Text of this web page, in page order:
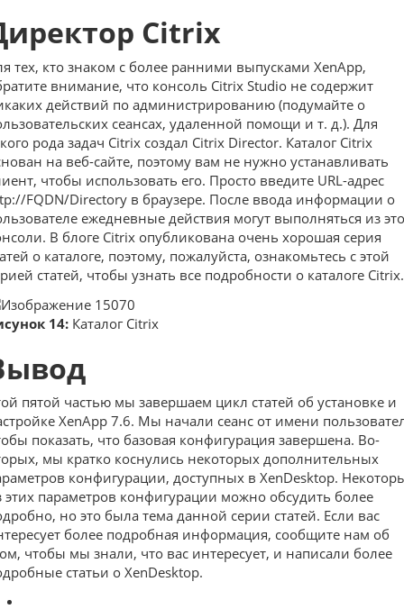
Citrix
тех, кто знаком с более ранними выпусками XenApp,
внимание, что консоль Citrix Studio не содержит
действий по администрированию (подумайте о
сеансах, удаленной помощи и т. д.). Для
рода задач Citrix создал Citrix Director. Каталог Citrix
на веб-сайте, поэтому вам не нужно устанавливать
чтобы использовать его. Просто введите URL-адрес
FQDN/Directory в браузере. После ввода информации о
ежедневные действия могут выполняться из
В блоге Citrix опубликована очень хорошая серия
о каталоге, поэтому, пожалуйста, ознакомьтесь с этой
статей, чтобы узнать все подробности о каталоге Citrix.
14: Каталог Citrix
пятой частью мы завершаем цикл статей об установке и
XenApp 7.6. Мы начали сеанс от имени
показать, что базовая конфигурация завершена. Во-
мы кратко коснулись некоторых дополнительных
конфигурации, доступных в XenDesktop.
этих параметров конфигурации можно обсудить более
но это была тема данной серии статей. Если вас
более подробная информация, сообщите нам об
чтобы мы знали, что вас интересует, и написали более
статьи о XenDesktop.